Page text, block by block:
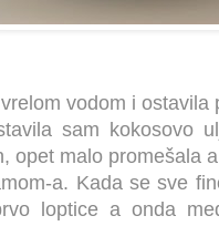
vodom i ostavila
sam kokosovo
opet malo promešala
a. Kada se sve
loptice a onda